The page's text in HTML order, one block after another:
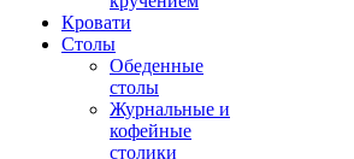
Кровати
Столы
Обеденные
столы
Журнальные и
кофейные
столики